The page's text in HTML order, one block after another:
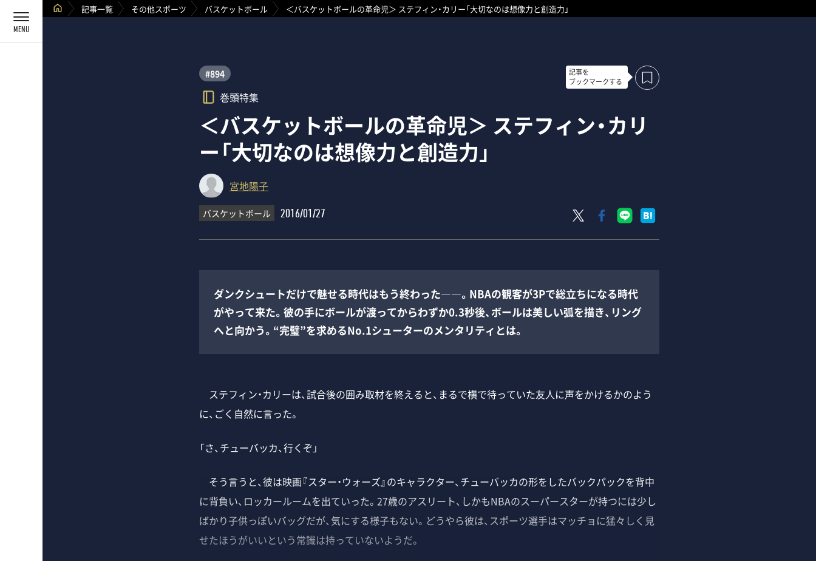
記事一覧 その他スポーツ バスケットボール ＜バスケットボールの革命児＞ ステフィン・カリー「大切なのは想像力と創造力」
#894
巻頭特集
記事を
ブックマークする
＜バスケットボールの革命児＞ ステフィン・カリ
ー「大切なのは想像力と創造力」
宮地陽子
バスケットボール 2016/01/27
ダンクシュートだけで魅せる時代はもう終わった――。NBAの観客が3Pで総立ちになる時代
がやって来た。彼の手にボールが渡ってからわずか0.3秒後、ボールは美しい弧を描き、リング
へと向かう。“完璧”を求めるNo.1シューターのメンタリティとは。
ステフィン・カリーは、試合後の囲み取材を終えると、まるで横で待っていた友人に声をかけるかのよう
に、ごく自然に言った。
「さ、チューバッカ、行くぞ」
そう言うと、彼は映画『スター・ウォーズ』のキャラクター、チューバッカの形をしたバックパックを背中
に背負い、ロッカールームを出ていった。27歳のアスリート、しかもNBAのスーパースターが持つには少し
ばかり子供っぽいバッグだが、気にする様子もない。どうやら彼は、スポーツ選手はマッチョに猛々しく見
せたほうがいいという常識は持っていないようだ。